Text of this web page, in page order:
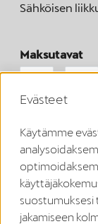
Sähköisen
Maksutavat
peruutusajan
Julkaisutiedot
Evästeet
Käytämme
suostumuksesi
jakamiseen